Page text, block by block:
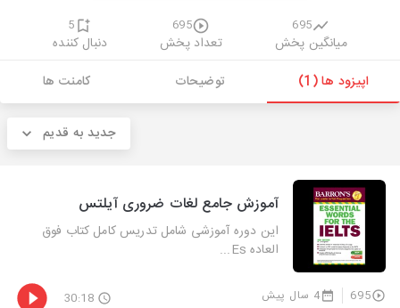
695
میانگین پخش
695
تعداد پخش
5
دنبال کننده
اپیزود ها (1)
توضیحات کامنت ها
جدید به قدیم
آموزش جامع لغات ضروری آیلتس
این دوره آموزشی شامل تدریس کامل کتاب فوق
العاده Es...
695 4 سال پیش 30:18